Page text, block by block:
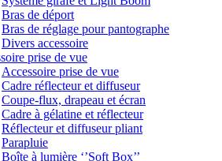
Bras de déport
Bras de réglage pour pantographe
Divers accessoire
prise de vue
Accessoire prise de vue
Cadre réflecteur et diffuseur
Coupe-flux, drapeau et écran
Cadre à gélatine et réflecteur
Réflecteur et diffuseur pliant
Parapluie
Boîte à lumière ‘’Soft Box’’